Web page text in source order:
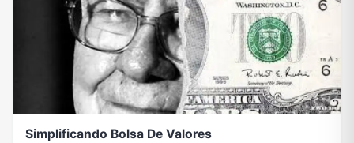
Simplificando Bolsa De Valores